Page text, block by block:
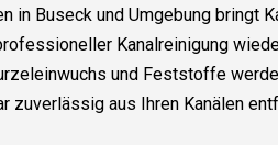
in Buseck und Umgebung bringt
Kanalreinigung
und Feststoffe
zuverlässig aus Ihren Kanälen